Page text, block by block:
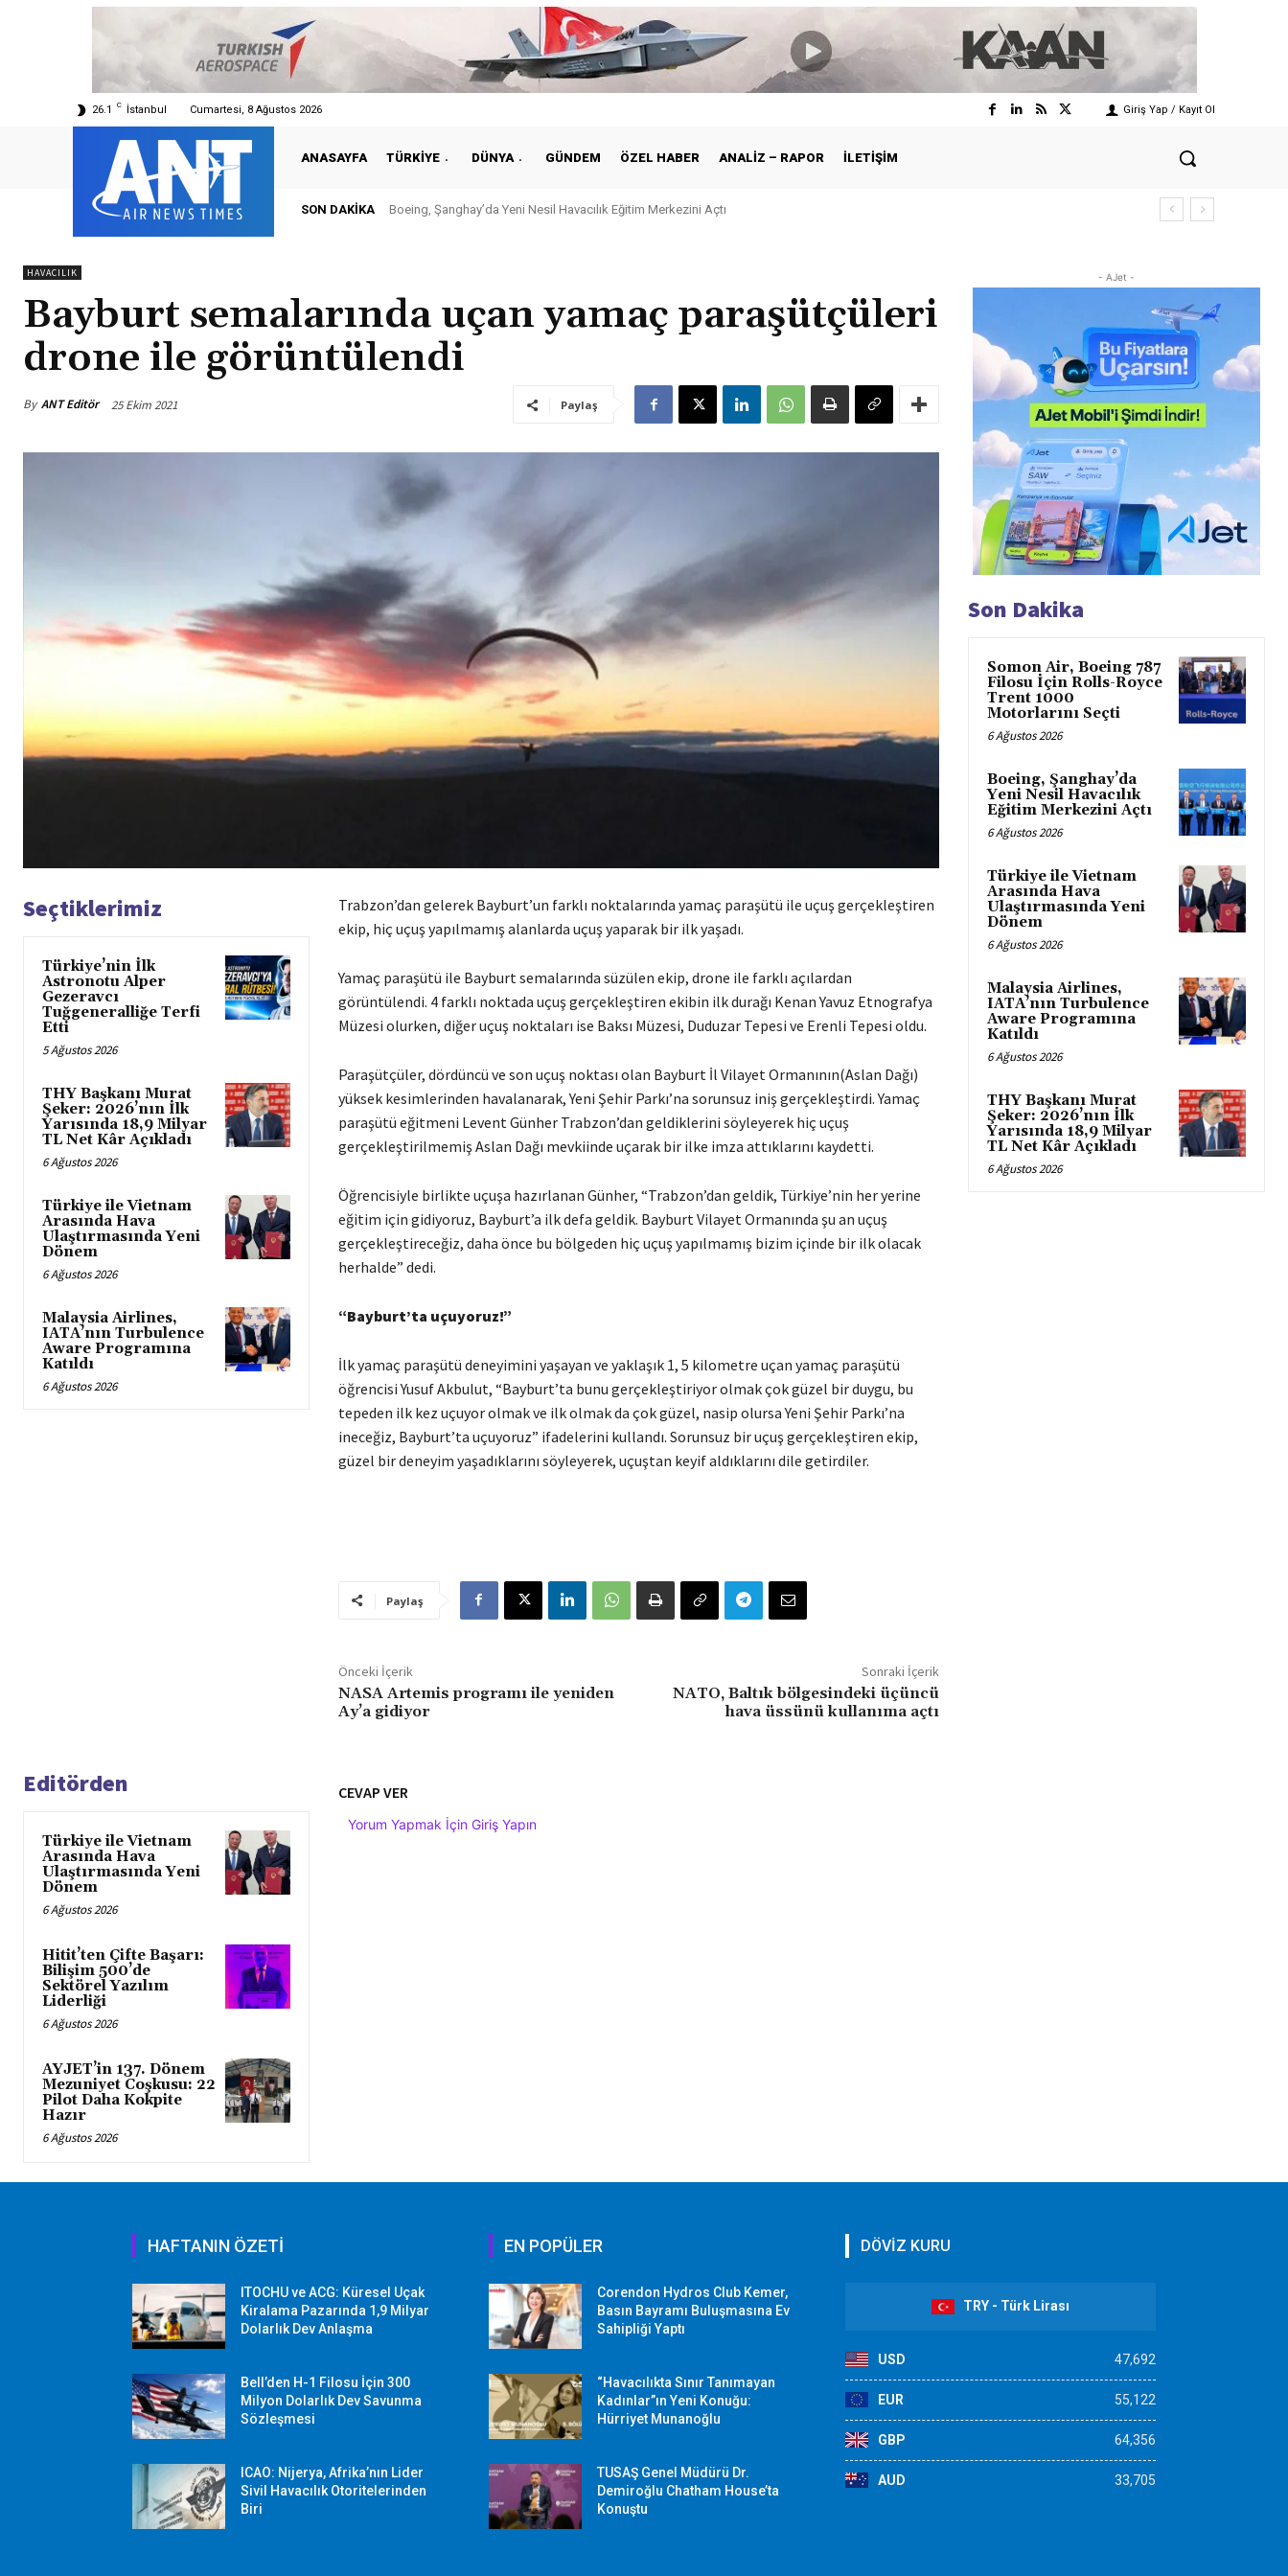
26.1 C İstanbul Cumartesi, 8 Ağustos 2026 Giriş Yap / Kayıt Ol
ANASAYFA TÜRKIYE DÜNYA GÜNDEM ÖZEL HABER ANALIZ – RAPOR İLETIŞIM
SON DAKIKA Boeing, Şanghay’da Yeni Nesil Havacılık Eğitim Merkezini Açtı
HAVACILIK
Bayburt semalarında uçan yamaç paraşütçüleri
drone ile görüntülendi
By ANT Editör 25 Ekim 2021 Paylaş
Seçtiklerimiz
Türkiye’nin İlk
Astronotu Alper
Gezeravcı
Tuğgeneralliğe Terfi
Etti
5 Ağustos 2026
THY Başkanı Murat
Şeker: 2026’nın İlk
Yarısında 18,9 Milyar
TL Net Kâr Açıkladı
6 Ağustos 2026
Türkiye ile Vietnam
Arasında Hava
Ulaştırmasında Yeni
Dönem
6 Ağustos 2026
Malaysia Airlines,
IATA’nın Turbulence
Aware Programına
Katıldı
6 Ağustos 2026
Trabzon’dan gelerek Bayburt’un farklı noktalarında yamaç paraşütü ile uçuş gerçekleştiren
ekip, hiç uçuş yapılmamış alanlarda uçuş yaparak bir ilk yaşadı.
Yamaç paraşütü ile Bayburt semalarında süzülen ekip, drone ile farklı açılardan
görüntülendi. 4 farklı noktada uçuş gerçekleştiren ekibin ilk durağı Kenan Yavuz Etnografya
Müzesi olurken, diğer uçuş noktaları ise Baksı Müzesi, Duduzar Tepesi ve Erenli Tepesi oldu.
Paraşütçüler, dördüncü ve son uçuş noktası olan Bayburt İl Vilayet Ormanının(Aslan Dağı)
yüksek kesimlerinden havalanarak, Yeni Şehir Parkı’na sorunsuz iniş gerçekleştirdi. Yamaç
paraşütü eğitmeni Levent Günher Trabzon’dan geldiklerini söyleyerek hiç uçuş
gerçekleştirilmemiş Aslan Dağı mevkiinde uçarak bir ilke imza attıklarını kaydetti.
Öğrencisiyle birlikte uçuşa hazırlanan Günher, “Trabzon’dan geldik, Türkiye’nin her yerine
eğitim için gidiyoruz, Bayburt’a ilk defa geldik. Bayburt Vilayet Ormanında şu an uçuş
gerçekleştireceğiz, daha önce bu bölgeden hiç uçuş yapılmamış bizim içinde bir ilk olacak
herhalde” dedi.
“Bayburt’ta uçuyoruz!”
İlk yamaç paraşütü deneyimini yaşayan ve yaklaşık 1, 5 kilometre uçan yamaç paraşütü
öğrencisi Yusuf Akbulut, “Bayburt’ta bunu gerçekleştiriyor olmak çok güzel bir duygu, bu
tepeden ilk kez uçuyor olmak ve ilk olmak da çok güzel, nasip olursa Yeni Şehir Parkı’na
ineceğiz, Bayburt’ta uçuyoruz” ifadelerini kullandı. Sorunsuz bir uçuş gerçekleştiren ekip,
güzel bir deneyim yaşadıklarını söyleyerek, uçuştan keyif aldıklarını dile getirdiler.
Paylaş
Önceki İçerik
NASA Artemis programı ile yeniden
Ay’a gidiyor
Sonraki İçerik
NATO, Baltık bölgesindeki üçüncü
hava üssünü kullanıma açtı
Editörden
Türkiye ile Vietnam
Arasında Hava
Ulaştırmasında Yeni
Dönem
6 Ağustos 2026
Hitit’ten Çifte Başarı:
Bilişim 500’de
Sektörel Yazılım
Liderliği
6 Ağustos 2026
AYJET’in 137. Dönem
Mezuniyet Coşkusu: 22
Pilot Daha Kokpite
Hazır
6 Ağustos 2026
CEVAP VER
Yorum Yapmak İçin Giriş Yapın
- AJet -
Son Dakika
Somon Air, Boeing 787
Filosu İçin Rolls-Royce
Trent 1000
Motorlarını Seçti
6 Ağustos 2026
Boeing, Şanghay’da
Yeni Nesil Havacılık
Eğitim Merkezini Açtı
6 Ağustos 2026
Türkiye ile Vietnam
Arasında Hava
Ulaştırmasında Yeni
Dönem
6 Ağustos 2026
Malaysia Airlines,
IATA’nın Turbulence
Aware Programına
Katıldı
6 Ağustos 2026
THY Başkanı Murat
Şeker: 2026’nın İlk
Yarısında 18,9 Milyar
TL Net Kâr Açıkladı
6 Ağustos 2026
HAFTANIN ÖZETİ
ITOCHU ve ACG: Küresel Uçak
Kiralama Pazarında 1,9 Milyar
Dolarlık Dev Anlaşma
Bell’den H-1 Filosu İçin 300
Milyon Dolarlık Dev Savunma
Sözleşmesi
ICAO: Nijerya, Afrika’nın Lider
Sivil Havacılık Otoritelerinden
Biri
EN POPÜLER
Corendon Hydros Club Kemer,
Basın Bayramı Buluşmasına Ev
Sahipliği Yaptı
“Havacılıkta Sınır Tanımayan
Kadınlar”ın Yeni Konuğu:
Hürriyet Munanoğlu
TUSAŞ Genel Müdürü Dr.
Demiroğlu Chatham House’ta
Konuştu
DÖVİZ KURU
TRY - Türk Lirası
USD 47,692
EUR 55,122
GBP 64,356
AUD 33,705